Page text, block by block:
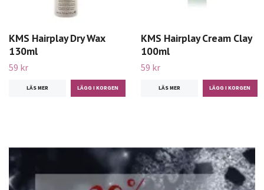
KMS Hairplay Dry Wax
130ml
59 kr
LÄS MER
KMS Hairplay Cream Clay
100ml
59 kr
LÄS MER